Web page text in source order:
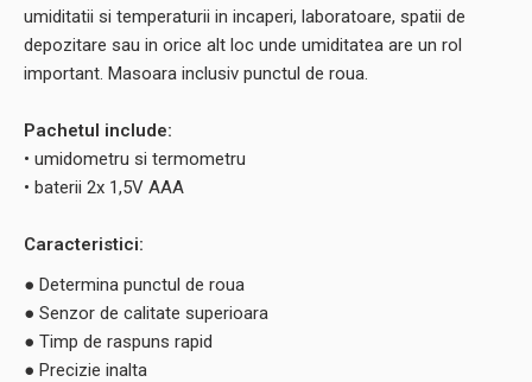
umiditatii si temperaturii in incaperi, laboratoare, spatii de
depozitare sau in orice alt loc unde umiditatea are un rol
important. Masoara inclusiv punctul de roua.
Pachetul include:
• umidometru si termometru
• baterii 2x 1,5V AAA
Caracteristici:
● Determina punctul de roua
● Senzor de calitate superioara
● Timp de raspuns rapid
● Precizie inalta